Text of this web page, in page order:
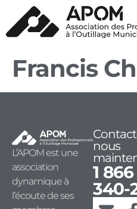
Francis
L’APOM est une
association
dynamique à
l’écoute de ses
nous
1 866
340-